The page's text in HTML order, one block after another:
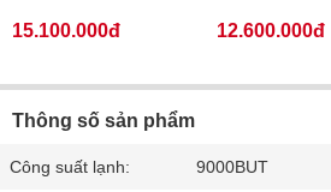
15.100.000đ 12.600.000đ
Thông số sản phẩm
Công suất lạnh: 9000BUT